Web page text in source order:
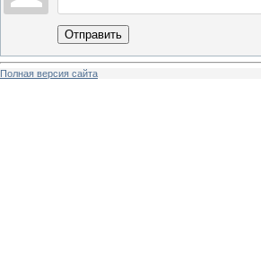
Отправить
Полная версия сайта